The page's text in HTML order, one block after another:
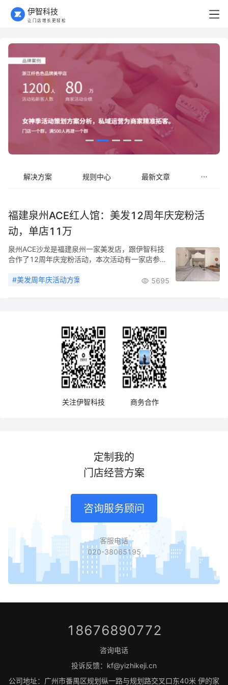
伊智科技
让门店增长更轻松
解决方案 规则中心 最新文章
福建泉州ACE红人馆：美发12周年庆宠粉活
动，单店11万
泉州ACE沙龙是福建泉州一家美发店，跟伊智科技
合作了12周年庆宠粉活动，本次活动有一家店参
美发店，泉州首家网红造店，其技术团队、发型师
的调研，了解发型师、烫染师的业务情况，了解客
户需要什么项目。制定出最适合的美发店活动方
案，确保项目能获得门店客户的青睐，是最符合他
们预期需求的。除此之外，营销顾问还为门店员工
做全方位的培训，让员工对美发店活动拓客方案的
流程完全掌握。活动过程中，伊智顾问也会在方案
#美发周年庆活动方案 #美业营销 #伊智科
5695
关注伊智科技 商务合作
定制我的
门店经营方案
咨询服务顾问
客服电话
020-38065195
18676890772
咨询电话
投诉反馈：kf@yizhikeji.cn
公司地址：广州市番禺区规划纵一路与规划路交叉口东40米 伊的家